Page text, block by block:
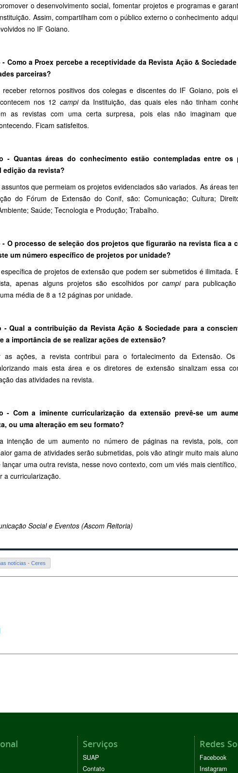
o desenvolvimento social, fomentar projetos e programas e
Assim, compartilham com o público externo o conhecimento
no IF Goiano.
- Como a Proex percebe a receptividade da Revista Ação &
parceiras?
retornos positivos dos colegas e discentes do IF Goiano, pois
nos 12 campida Instituição, das quais eles não tinham
as revistas com uma certa surpresa, pois elas não imaginam
Ficam satisfeitos.
- Quantas áreas do conhecimento estão contempladas entre os
edição da revista?
que permeiam os projetos evidenciados são variados. As áreas
do Fórum de Extensão do Conif, são: Comunicação; Cultura;
Saúde; Tecnologia e Produção; Trabalho.
- O processo de seleção dos projetos que figurarão na revista fica a
um número específico de projetos por unidade?
de projetos de extensão que podem ser submetidos é ilimitada.
apenas alguns projetos são escolhidos porcampipara
média de 8 a 12 páginas por unidade.
- Qual a contribuição da Revista Ação & Sociedade para a
a importância de se realizar ações de extensão?
ações, a revista contribui para o fortalecimento da Extensão. Os
mais esta área e os diretores de extensão sinalizam essa
das atividades na revista.
- Com a iminente curricularização da extensão prevê-se um
ou uma alteração em seu formato?
intenção de um aumento no número de páginas na revista, pois,
gama de atividades serão submetidas, pois vão atingir muito mais
uma outra revista, nesse novo contexto, com um viés mais
a curricularização.
Social e Eventos (Ascom Reitoria)
notícias - Ceres
Serviços
SUAP
Contato
Redes
Facebook
Instagram